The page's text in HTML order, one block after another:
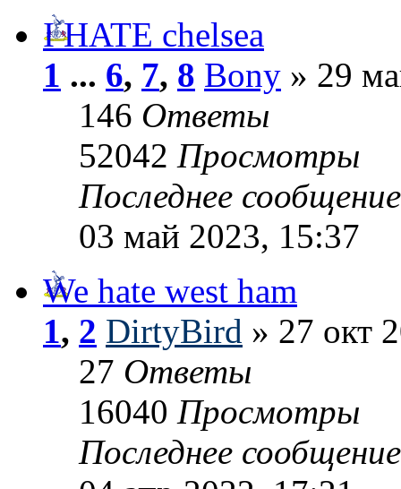
I HATE chelsea
1 ... 6, 7, 8 Bony » 29
146 Ответы
52042 Просмотры
Последнее
03 май 2023, 15:37
We hate west ham
1, 2 DirtyBird » 27 окт
27 Ответы
16040 Просмотры
Последнее